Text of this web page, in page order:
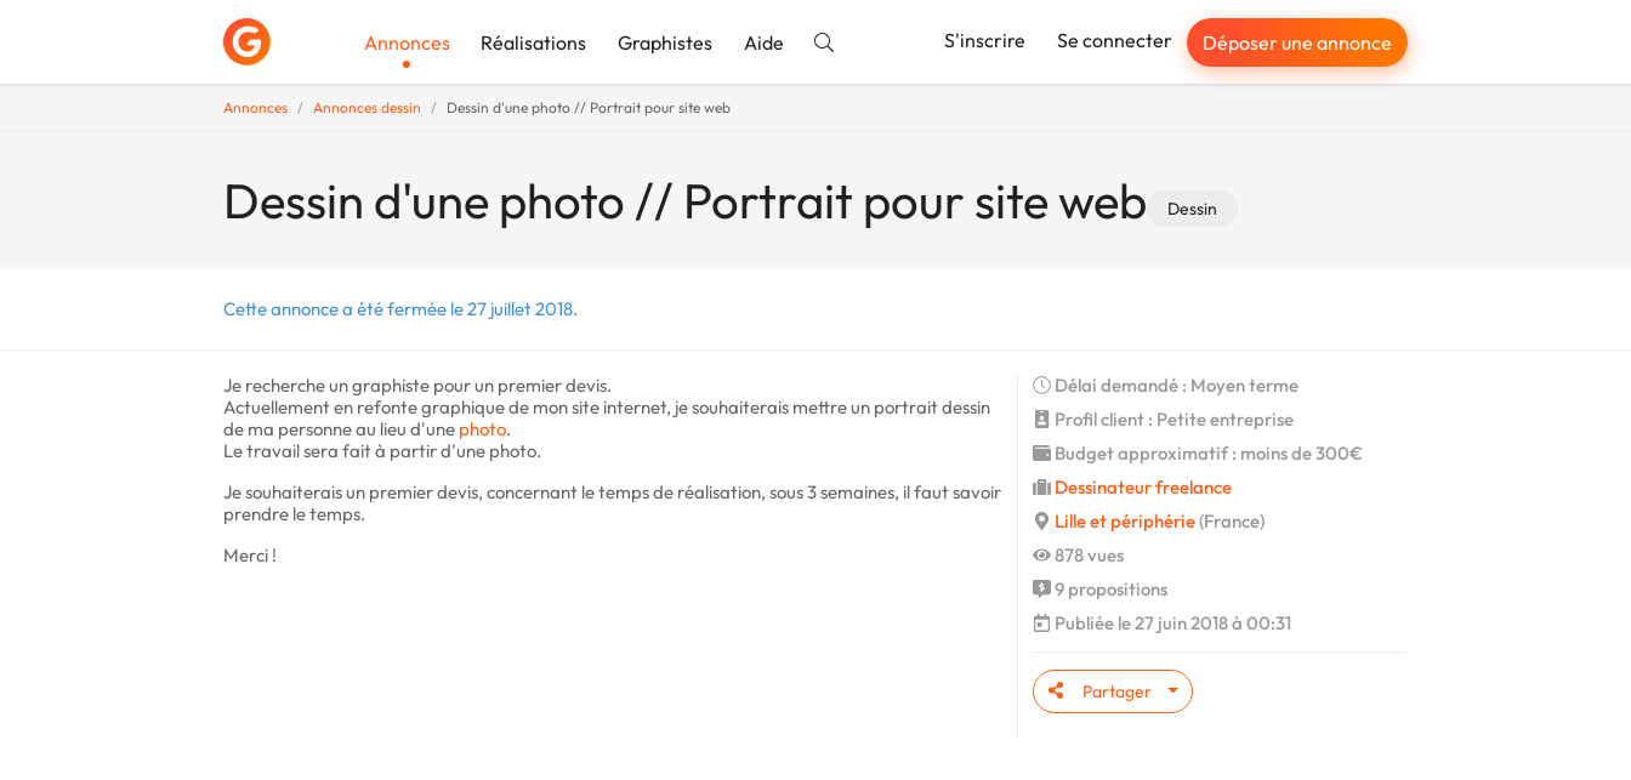
Annonces Réalisations Graphistes Aide S'inscrire Se connecter Déposer une annonce
Annonces Annonces dessin Dessin d'une photo // Portrait pour site web
Dessin d'une photo // Portrait pour site web Dessin
Cette annonce a été fermée le 27 juillet 2018.
Je recherche un graphiste pour un premier devis.
Actuellement en refonte graphique de mon site internet, je souhaiterais mettre un portrait dessin
de ma personne au lieu d'une photo.
Le travail sera fait à partir d'une photo.
Je souhaiterais un premier devis, concernant le temps de réalisation, sous 3 semaines, il faut savoir
prendre le temps.
Merci !
Délai demandé : Moyen terme
Profil client : Petite entreprise
Budget approximatif : moins de 300€
Dessinateur freelance
Lille et périphérie(France)
878 vues
9 propositions
Publiée le 27 juin 2018 à 00:31
Partager